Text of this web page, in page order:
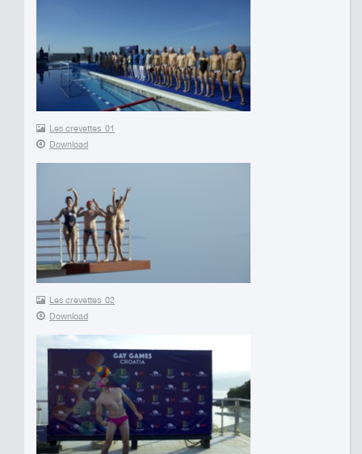
Les crevettes_01
Download
Les crevettes_02
Download